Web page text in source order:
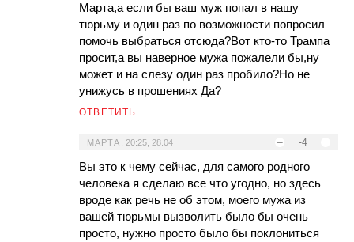
Марта,а если бы ваш муж попал в нашу
тюрьму и один раз по возможности попросил
помочь выбраться отсюда?Вот кто-то Трампа
просит,а вы наверное мужа пожалели бы,ну
может и на слезу один раз пробило?Но не
унижусь в прошениях Да?
ОТВЕТИТЬ
– -4 +
МАРТА 20:25, 28.04
Вы это к чему сейчас, для самого родного
человека я сделаю все что угодно, но здесь
вроде как речь не об этом, моего мужа из
вашей тюрьмы вызволить было бы очень
просто, нужно просто было бы поклониться